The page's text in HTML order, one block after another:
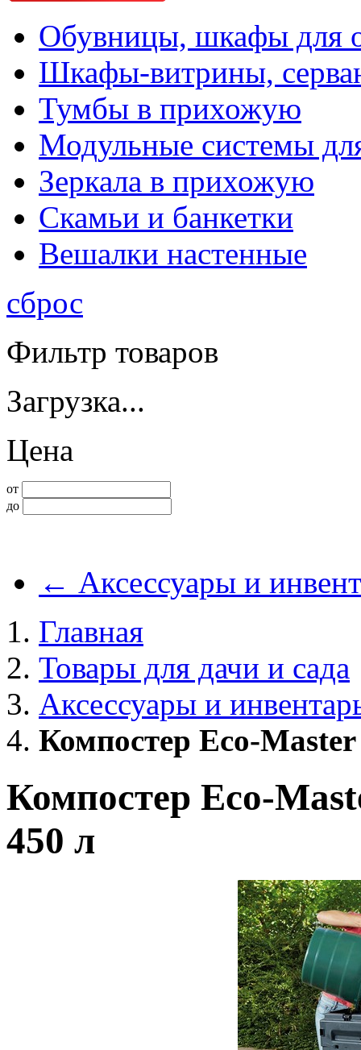
Обувницы, шкафы для
Шкафы-витрины,
Тумбы в прихожую
Модульные системы
Зеркала в прихожую
Скамьи и банкетки
Вешалки настенные
сброс
Фильтр товаров
Загрузка...
Цена
от
до
← Аксессуары и
Главная
Товары для дачи и сада
Аксессуары и
Компостер Eco-
Компостер Eco-
450 л